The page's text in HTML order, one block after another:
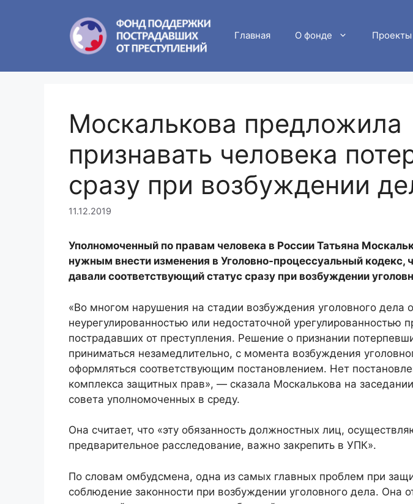
Главная О фонде Проекты
Москалькова предложила
признавать человека
сразу при возбуждении
11.12.2019
Уполномоченный по правам человека в России Татьяна
нужным внести изменения в Уголовно-процессуальный кодекс,
давали соответствующий статус сразу при возбуждении
«Во многом нарушения на стадии возбуждения уголовного дела
неурегулированностью или недостаточной урегулированностью
пострадавших от преступления. Решение о признании
приниматься незамедлительно, с момента возбуждения
оформляться соответствующим постановлением. Нет
комплекса защитных прав», — сказала Москалькова на
совета уполномоченных в среду.
Она считает, что «эту обязанность должностных лиц,
предварительное расследование, важно закрепить в УПК».
По словам омбудсмена, одна из самых главных проблем при
соблюдение законности при возбуждении уголовного дела. Она